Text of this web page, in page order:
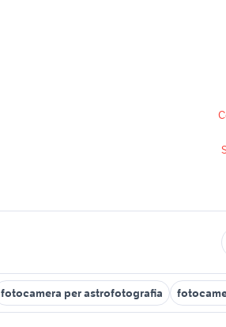
fotocamera per astrofotografia